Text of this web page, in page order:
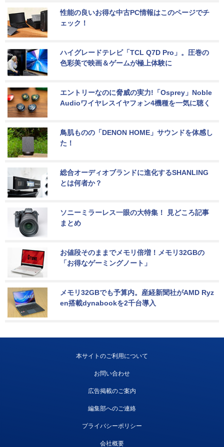
性能の良いお得な中古PC情報はこのページでチ
ェック！
ハイグレードテレビ「TCL Q7D Pro」。圧巻の
色彩美で映画＆ゲームが極上体験に
エントリーなのに脅威の実力!「Osprey」Noble
Audioワイヤレスイヤフォン4機種を一気に聴く
鳥肌ものの「DENON HOME」サウンドを体感し
た！
総合オーディオブランドに進化するSHANLING
とは何者か？
ソニーミラーレス一眼の大特集！ 見どころ記事
まとめ
お値段そのままでメモリ倍増！メモリ32GBの
「お得なゲーミングノート」
メモリ32GBでも予算内。産経新聞社がAMD Ryz
en搭載dynabookを2千台導入
本サイトのご利用について
お問い合わせ
広告掲載のご案内
編集部へのご連絡
プライバシーポリシー
会社概要